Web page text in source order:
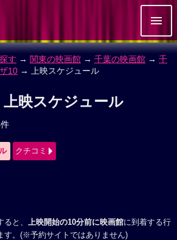
す → 関東の映画館 → 千葉の映画館 → 千
10 → 上映スケジュール
映スケジュール
クチコミ
と、 上映開始の10分前に映画館に到着する行
す。(※予約サイトではありません)